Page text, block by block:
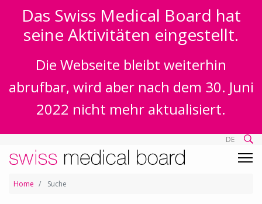
Das Swiss Medical Board hat
seine Aktivitäten eingestellt.
Die Webseite bleibt weiterhin
abrufbar, wird aber nach dem 30. Juni
2022 nicht mehr aktualisiert.
DE
Home Suche